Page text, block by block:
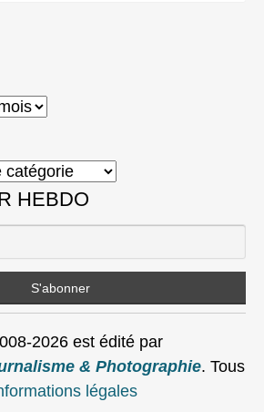
HEBDO
2026 est édité par
& Photographie. Tous
légales